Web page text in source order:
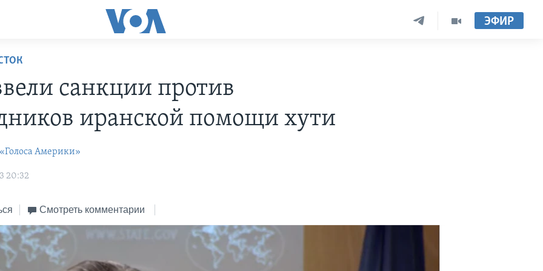
ЭФИР
санкции против
иранской помощи хути
Америки»
20:32
Смотреть комментарии